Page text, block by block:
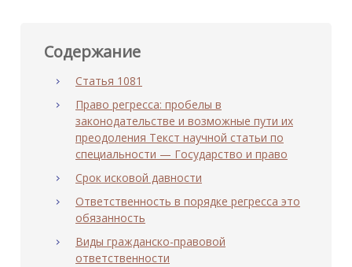
Содержание
Статья 1081
Право регресса: пробелы в
законодательстве и возможные пути их
преодоления Текст научной статьи по
специальности — Государство и право
Срок исковой давности
Ответственность в порядке регресса это
обязанность
Виды гражданско-правовой
ответственности